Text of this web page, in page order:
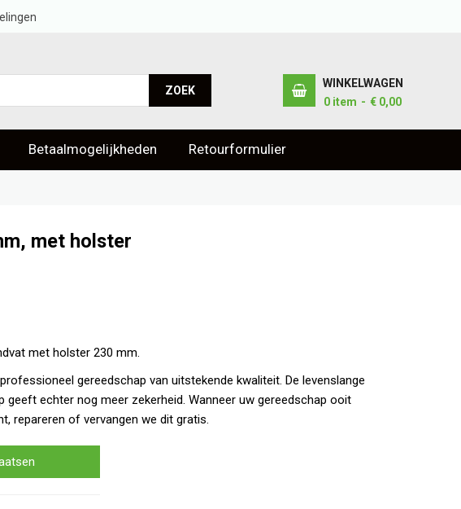
ZOEK
WINKELWAGEN
0 item € 0,00
Betaalmogelijkheden Retourformulier
met holster
met holster 230 mm.
gereedschap van uitstekende kwaliteit. De levenslange
geeft echter nog meer zekerheid. Wanneer uw gereedschap ooit
repareren of vervangen we dit gratis.